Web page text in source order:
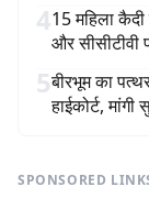
415 महिला कैदी
और सीसीटीवी
5बीरभूम का
हाईकोर्ट, मांगी
SPONSORED